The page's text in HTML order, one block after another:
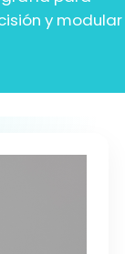
y modular